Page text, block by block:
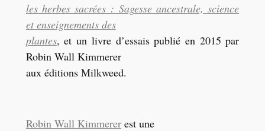
les herbes sacrées : Sagesse ancestrale, science
et enseignements des
plantes, et un livre d’essais publié en 2015 par
Robin Wall Kimmerer
aux éditions Milkweed.
Robin Wall Kimmererest une